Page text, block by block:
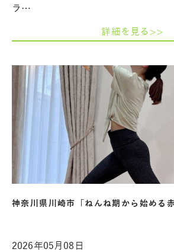
ラ…
詳細を見る>>
神奈川県川崎市「ねんね期から始める
2026年05月08日